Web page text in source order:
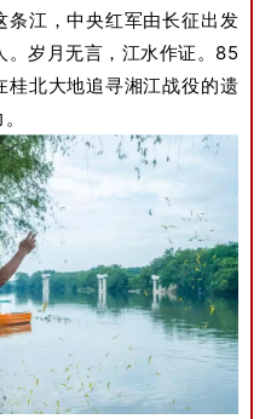
条江，中央红军由长征出发
岁月无言，江水作证。85
桂北大地追寻湘江战役的遗